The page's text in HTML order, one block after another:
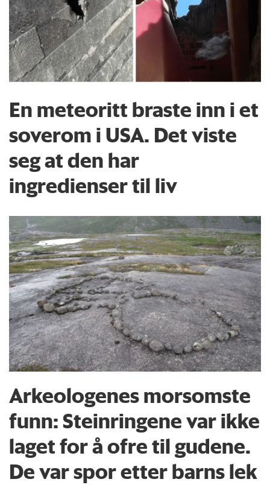
En meteoritt braste inn i et
soverom i USA. Det viste
seg at den har
ingredienser til liv
Arkeologenes morsomste
funn: Steinringene var ikke
laget for å ofre til gudene.
De var spor etter barns lek